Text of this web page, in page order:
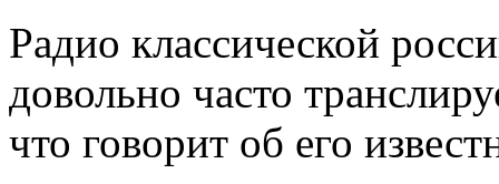
Радио классической
довольно часто
что говорит об его